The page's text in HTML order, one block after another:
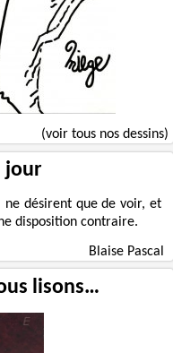
(voir tous nos dessins)
jour
ne désirent que de voir, et
disposition contraire.
Blaise Pascal
lisons…